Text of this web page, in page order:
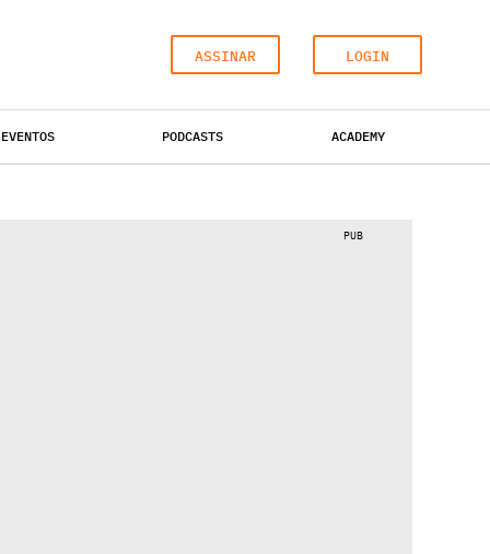
ASSINAR LOGIN
EVENTOS PODCASTS ACADEMY
PUB